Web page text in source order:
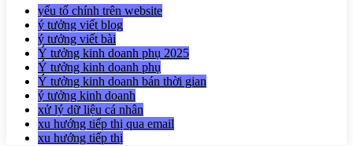
yếu tố chính trên website
ý tưởng viết blog
ý tưởng viết bài
Ý tưởng kinh doanh phụ 2025
Ý tưởng kinh doanh phụ
Ý tưởng kinh doanh bán thời gian
ý tưởng kinh doanh
xử lý dữ liệu cá nhân
xu hướng tiếp thị qua email
xu hướng tiếp thị